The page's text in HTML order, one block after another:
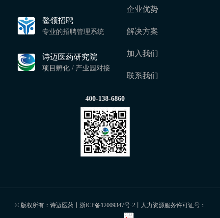
鳌领招聘
专业的招聘管理系统
诗迈医药研究院
项目孵化 / 产业园对接
企业优势
解决方案
加入我们
联系我们
400-138-6860
© 版权所有：诗迈医药丨 浙ICP备12009347号-2丨人力资源服务许可证号：